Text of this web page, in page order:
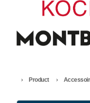
Product